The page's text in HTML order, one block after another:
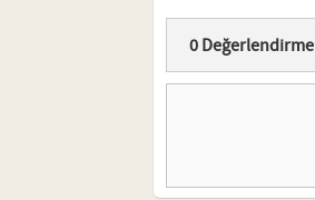
0Değerlendirme